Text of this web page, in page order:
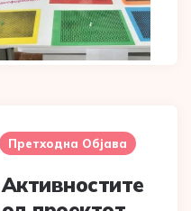
Претходна Објава
Активностите